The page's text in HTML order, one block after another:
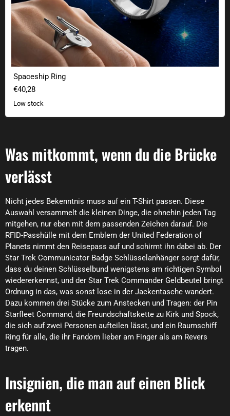
Spaceship Ring
€40,28
Low stock
Was mitkommt, wenn du die Brücke
verlässt
Nicht jedes Bekenntnis muss auf ein T-Shirt passen. Diese
Auswahl versammelt die kleinen Dinge, die ohnehin jeden Tag
mitgehen, nur eben mit dem passenden Zeichen darauf. Die
RFID-Passhülle mit dem Emblem der United Federation of
Planets nimmt den Reisepass auf und schirmt ihn dabei ab. Der
Star Trek Communicator Badge Schlüsselanhänger sorgt dafür,
dass du deinen Schlüsselbund wenigstens am richtigen Symbol
wiedererkennst, und der Star Trek Commander Geldbeutel bringt
Ordnung in das, was sonst lose in der Jackentasche wandert.
Dazu kommen drei Stücke zum Anstecken und Tragen: der Pin
Starfleet Command, die Freundschaftskette zu Kirk und Spock,
die sich auf zwei Personen aufteilen lässt, und ein Raumschiff
Ring für alle, die ihr Fandom lieber am Finger als am Revers
tragen.
Insignien, die man auf einen Blick
erkennt